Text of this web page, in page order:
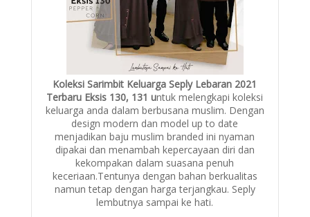
Koleksi Sarimbit Keluarga Seply Lebaran 2021
Terbaru Eksis 130, 131 untuk melengkapi koleksi
keluarga anda dalam berbusana muslim. Dengan
design modern dan model up to date
menjadikan baju muslim branded ini nyaman
dipakai dan menambah kepercayaan diri dan
kekompakan dalam suasana penuh
keceriaan.Tentunya dengan bahan berkualitas
namun tetap dengan harga terjangkau. Seply
lembutnya sampai ke hati.